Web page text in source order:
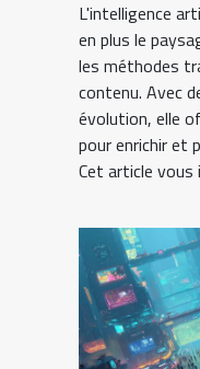
L'intelligence
en plus le
les méthodes
contenu. Avec
évolution, elle
pour enrichir et
Cet article vous